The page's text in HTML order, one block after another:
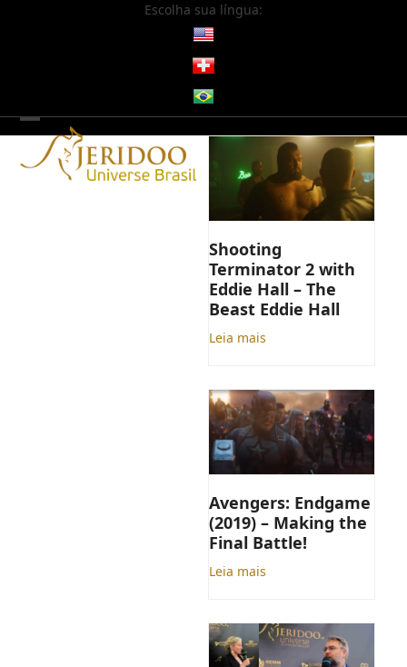
Escolha sua língua:
Open
mobile
Close
mobile
Shooting
Terminator 2 with
Eddie Hall – The
Beast Eddie Hall
Leia mais
Avengers: Endgame
(2019) – Making the
Final Battle!
Leia mais